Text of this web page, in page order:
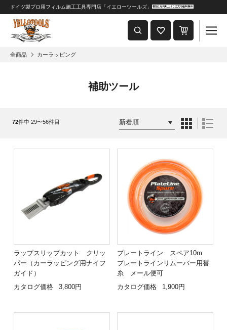
重要なおしらせ
2024年8月1日 価格改定につきまして
ドイツ製プロ用フィルム施工工具専門店「イエローツールズ」
全商品 カーラッピング
補助ツール
72件中 29〜56件目
ラップスリップカット クリッ
パー（カーラッピング用ナイフ
ガイド）
カタログ価格
3,800円
プレートライン スペア10m
プレートラインリムーバー用替
糸 メール便可
カタログ価格
1,900円